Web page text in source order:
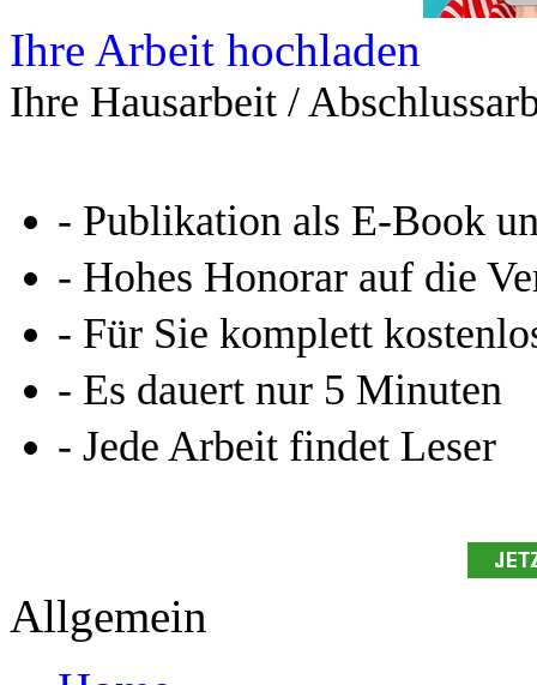
Ihre Arbeit hochladen
Ihre Hausarbeit /
- Publikation als E-Book
- Hohes Honorar auf die
- Für Sie komplett
- Es dauert nur 5 Minuten
- Jede Arbeit findet Leser
Allgemein